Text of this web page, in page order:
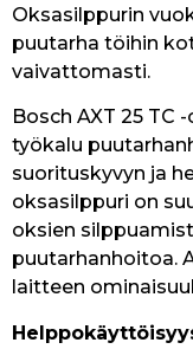
Oksasilppurin
puutarha töihin
vaivattomasti.
Bosch AXT 25 TC
työkalu
suorituskyvyn ja
oksasilppuri on
oksien
puutarhanhoitoa.
laitteen